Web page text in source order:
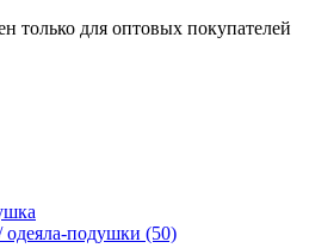
только для оптовых покупателей
подушки (50)